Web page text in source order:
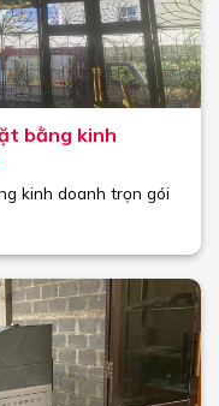
bằng kinh
kinh doanh trọn gói